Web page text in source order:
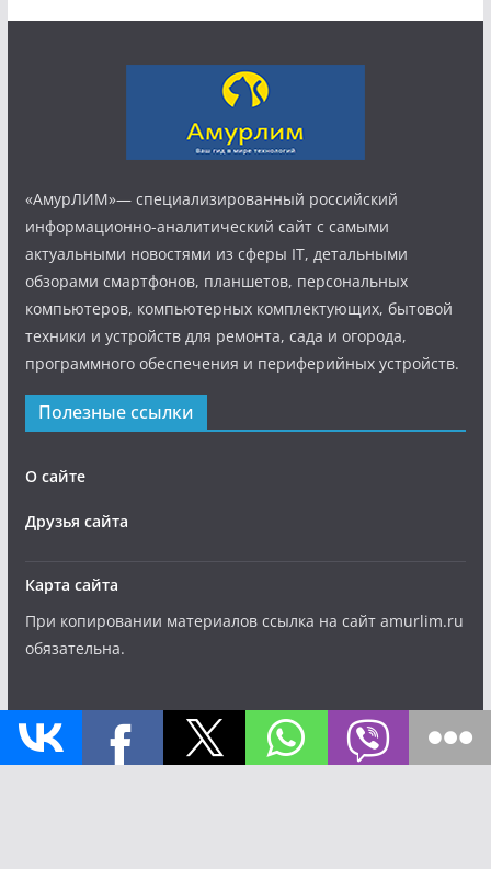
«АмурЛИМ»— специализированный российский
информационно-аналитический сайт с самыми
актуальными новостями из сферы IT, детальными
обзорами смартфонов, планшетов, персональных
компьютеров, компьютерных комплектующих, бытовой
техники и устройств для ремонта, сада и огорода,
программного обеспечения и периферийных устройств.
Полезные ссылки
О сайте
Друзья сайта
Карта сайта
При копировании материалов ссылка на сайт amurlim.ru
обязательна.